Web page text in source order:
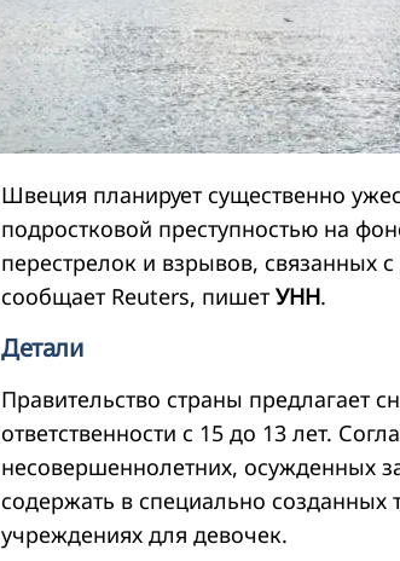
Швеция планирует существенно
подростковой преступностью на
перестрелок и взрывов, связанных
сообщает Reuters, пишет УНН.
Детали
Правительство страны предлагает
ответственности с 15 до 13 лет.
несовершеннолетних, осужденных
содержать в специально созданных
учреждениях для девочек.